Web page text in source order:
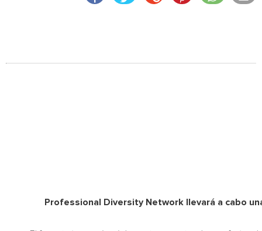
Professional Diversity Network llevará a cabo